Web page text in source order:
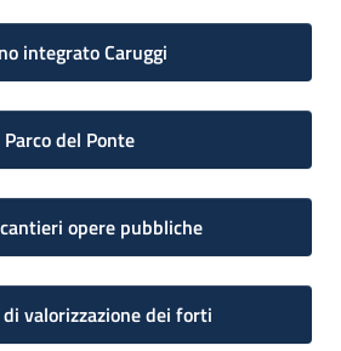
integrato Caruggi
Parco del Ponte
opere pubbliche
valorizzazione dei forti